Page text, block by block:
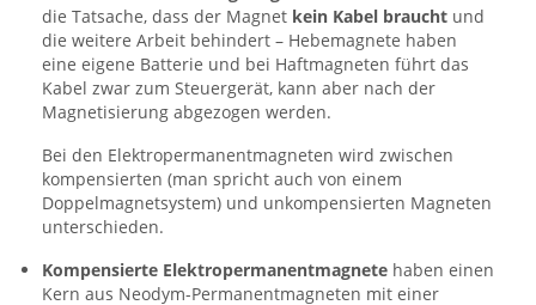
die Tatsache, dass der Magnet kein Kabel braucht und
die weitere Arbeit behindert – Hebemagnete haben
eine eigene Batterie und bei Haftmagneten führt das
Kabel zwar zum Steuergerät, kann aber nach der
Magnetisierung abgezogen werden.
Bei den Elektropermanentmagneten wird zwischen
kompensierten (man spricht auch von einem
Doppelmagnetsystem) und unkompensierten Magneten
unterschieden.
Kompensierte Elektropermanentmagnete haben einen
Kern aus Neodym-Permanentmagneten mit einer